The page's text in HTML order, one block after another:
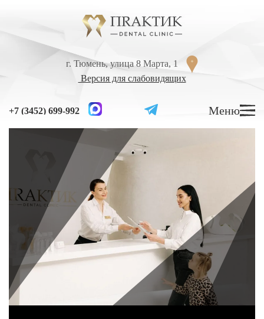
г. Тюмень, улица 8 Марта, 1
Версия для слабовидящих
+7 (3452) 699-992 Меню
г. Тюмень, улица 8 Марта, 1
Версия для слабовидящих
+7 (3452) 699-992 Меню
ЛЕЧЕНИЕ ЗУБОВ
Лечение кариеса
Лечение высокой чувствительности зубов
Лечение зубов за один день
Лечение пульпита и периодонтита